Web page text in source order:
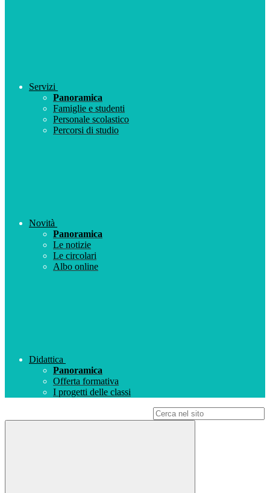
Servizi
Panoramica
Famiglie e studenti
Personale scolastico
Percorsi di studio
Novità
Panoramica
Le notizie
Le circolari
Albo online
Didattica
Panoramica
Offerta formativa
I progetti delle classi